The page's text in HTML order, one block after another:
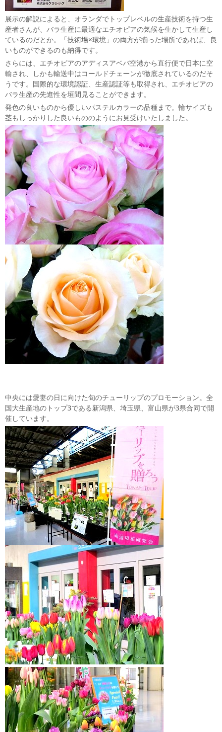
展示の解説によると、オランダでトップレベルの生産技術を持つ生
産者さんが、バラ生産に最適なエチオピアの気候を生かして生産し
ているのだとか。「技術場×環境」の両方が揃った場所であれば、良
いものができるのも納得です。
さらには、エチオピアのアディスアベバ空港から直行便で日本に空
輸され、しかも輸送中はコールドチェーンが徹底されているのだそ
うです。国際的な環境認証、生産認証等も取得され、エチオピアの
バラ生産の先進性を垣間見ることができます。
発色の良いものから優しいパステルカラーの品種まで。輪サイズも
茎もしっかりした良いもののようにお見受けいたしました。
中央には愛妻の日に向けた旬のチューリップのプロモーション。全
国大生産地のトップ3である新潟県、埼玉県、富山県が3県合同で開
催しています。